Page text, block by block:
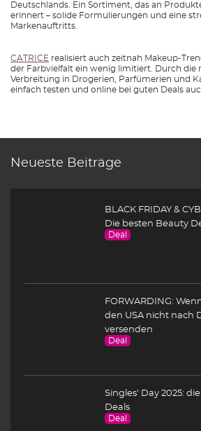
Deutschlands. Ein Sortiment, das an
erinnert – solide Formulierungen und eine
Markenauftritts.
CATRICE realisiert auch zeitnah Makeup-
der Farbvielfalt ein wenig limitiert. Durch die
Verbreitung in Drogerien, Parfümerien und
einfach testen und online bei guten Deals
Neueste Beiträge
BLACK FRIDAY &
Die besten Beauty
Deal
FORWARDING:
den USA nicht nach
versenden
Deal
Singles’ Day 2025:
Deals
Deal